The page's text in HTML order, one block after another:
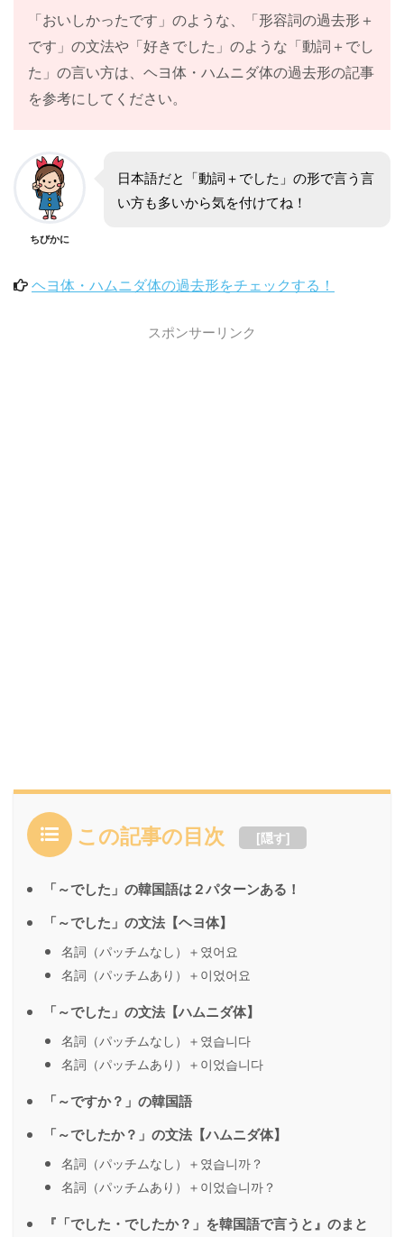
「おいしかったです」のような、「形容詞の過去形＋
です」の文法や「好きでした」のような「動詞＋でし
た」の言い方は、ヘヨ体・ハムニダ体の過去形の記事
を参考にしてください。
ちびかに
日本語だと「動詞＋でした」の形で言う言
い方も多いから気を付けてね！
ヘヨ体・ハムニダ体の過去形をチェックする！
スポンサーリンク
この記事の目次 [隠す]
「～でした」の韓国語は２パターンある！
「～でした」の文法【ヘヨ体】
名詞（パッチムなし）＋였어요
名詞（パッチムあり）＋이었어요
「～でした」の文法【ハムニダ体】
名詞（パッチムなし）＋였습니다
名詞（パッチムあり）＋이었습니다
「～ですか？」の韓国語
「～でしたか？」の文法【ハムニダ体】
名詞（パッチムなし）＋였습니까？
名詞（パッチムあり）＋이었습니까？
『「でした・でしたか？」を韓国語で言うと』のまと